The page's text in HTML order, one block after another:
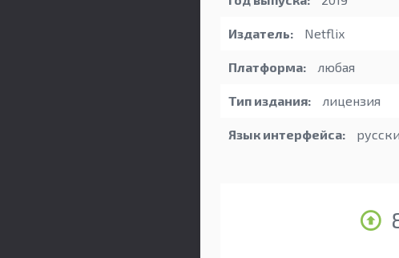
Издатель: Netflix
Платформа: любая
Тип издания: лицензия
Язык интерфейса: